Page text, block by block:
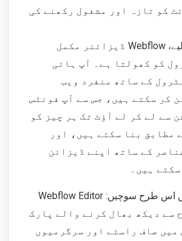
کو تازہ اور مشغول رکھنے کی
ڈیزائنرز کے لیے، Webflow ڈیزائنر مکمل
کو کھولتا ہے۔ آپ ہائی
کے ساتھ منفرد ویب
کر سکتے ہیں، جس سے آپ فونٹس
سے لے کر لے آؤٹ تک ہر چیز کو
مطابق بنا سکتے ہیں، اور
کے ساتھ اپنے ڈیزائن
ہیں۔
اس کے بارے میں اس طرح سوچیں: Webflow Editor
سے دیکھ بھال کرنے والے پارک
میں صاف راستے اور سرگرمیوں